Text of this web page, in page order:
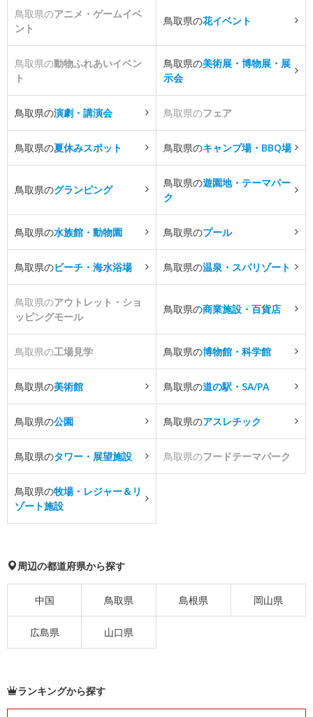
鳥取県のアニメ・ゲームイベ
ント
鳥取県の花イベント
鳥取県の動物ふれあいイベン
ト
鳥取県の美術展・博物展・展
示会
鳥取県の演劇・講演会 鳥取県のフェア
鳥取県の夏休みスポット 鳥取県のキャンプ場・BBQ場
鳥取県のグランピング
鳥取県の遊園地・テーマパー
ク
鳥取県の水族館・動物園 鳥取県のプール
鳥取県のビーチ・海水浴場 鳥取県の温泉・スパリゾート
鳥取県のアウトレット・ショ
ッピングモール
鳥取県の商業施設・百貨店
鳥取県の工場見学 鳥取県の博物館・科学館
鳥取県の美術館 鳥取県の道の駅・SA/PA
鳥取県の公園 鳥取県のアスレチック
鳥取県のタワー・展望施設 鳥取県のフードテーマパーク
鳥取県の牧場・レジャー＆リ
ゾート施設
周辺の都道府県から探す
中国 鳥取県 島根県 岡山県
広島県 山口県
ランキングから探す